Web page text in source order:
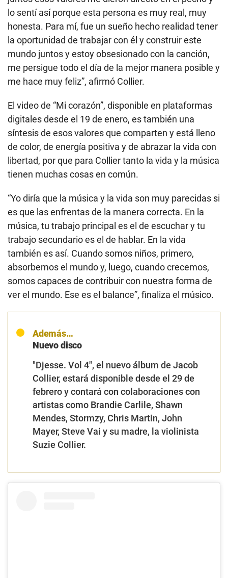
lo sentí así porque esta persona es muy real, muy
honesta. Para mí, fue un sueño hecho realidad tener
la oportunidad de trabajar con él y construir este
mundo juntos y estoy obsesionado con la canción,
me persigue todo el día de la mejor manera posible y
me hace muy feliz”, afirmó Collier.
El video de “Mi corazón”, disponible en plataformas
digitales desde el 19 de enero, es también una
síntesis de esos valores que comparten y está lleno
de color, de energía positiva y de abrazar la vida con
libertad, por que para Collier tanto la vida y la música
tienen muchas cosas en común.
“Yo diría que la música y la vida son muy parecidas si
es que las enfrentas de la manera correcta. En la
música, tu trabajo principal es el de escuchar y tu
trabajo secundario es el de hablar. En la vida
también es así. Cuando somos niños, primero,
absorbemos el mundo y, luego, cuando crecemos,
somos capaces de contribuir con nuestra forma de
ver el mundo. Ese es el balance”, finaliza el músico.
Además…
Nuevo disco
"Djesse. Vol 4", el nuevo álbum de Jacob
Collier, estará disponible desde el 29 de
febrero y contará con colaboraciones con
artistas como Brandie Carlile, Shawn
Mendes, Stormzy, Chris Martin, John
Mayer, Steve Vai y su madre, la violinista
Suzie Collier.